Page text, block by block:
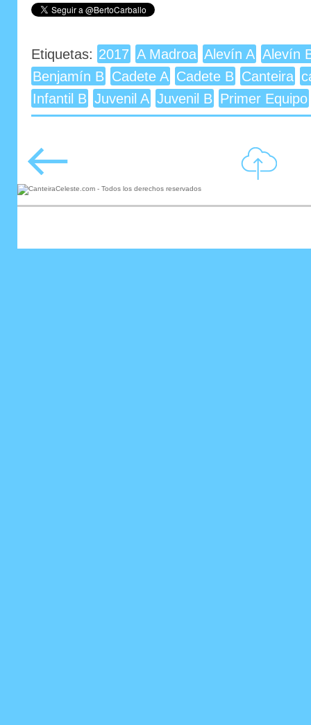
Etiquetas: 2017 A Madroa Alevín A Alevín
Benjamín B Cadete A Cadete B Canteira
Infantil B Juvenil A Juvenil B Primer Equipo